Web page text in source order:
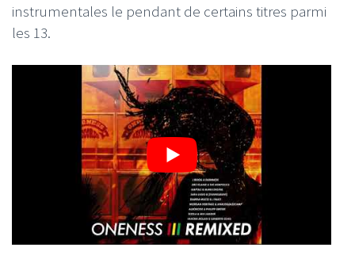
instrumentales le pendant de certains titres parmi
les 13.